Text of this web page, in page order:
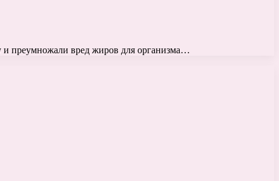
и преумножали вред жиров для организма…